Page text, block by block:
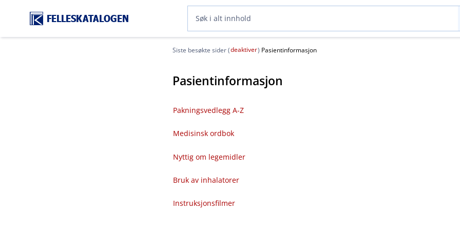
FELLESKATALOGEN
Siste besøkte sider (deaktiver) Pasientinformasjon
Pasientinformasjon
Pakningsvedlegg A-Z
Medisinsk ordbok
Nyttig om legemidler
Bruk av inhalatorer
Instruksjonsfilmer